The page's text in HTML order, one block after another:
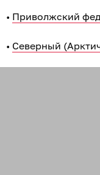
• Приволжский
• Северный